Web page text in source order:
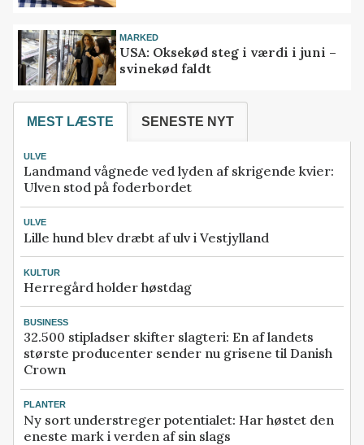
MARKED
USA: Oksekød steg i værdi i juni –
svinekød faldt
MEST LÆSTE SENESTE NYT
ULVE
Landmand vågnede ved lyden af skrigende kvier:
Ulven stod på foderbordet
ULVE
Lille hund blev dræbt af ulv i Vestjylland
KULTUR
Herregård holder høstdag
BUSINESS
32.500 stipladser skifter slagteri: En af landets
største producenter sender nu grisene til Danish
Crown
PLANTER
Ny sort understreger potentialet: Har høstet den
eneste mark i verden af sin slags